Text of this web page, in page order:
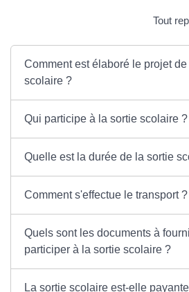
Tout
Comment est élaboré le projet
scolaire ?
Qui participe à la sortie scolaire ?
Quelle est la durée de la sortie
Comment s'effectue le transport ?
Quels sont les documents à
participer à la sortie scolaire ?
La sortie scolaire est-elle